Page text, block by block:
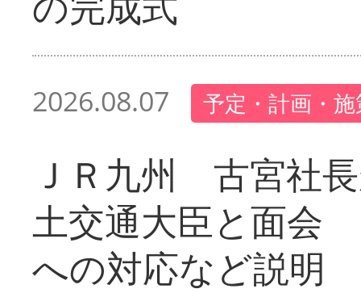
2026.08.07 予定・計画・
ＪＲ九州 古宮社
土交通大臣と面会
への対応など説明